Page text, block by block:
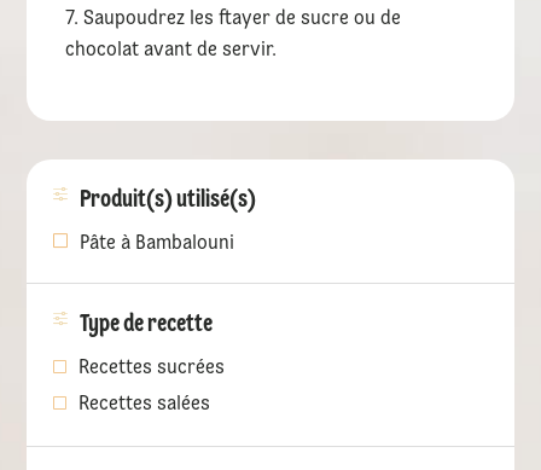
Produit(s) utilisé(s)
Pâte à Bambalouni
Type de recette
Recettes sucrées
Recettes salées
Saupoudrez les ftayer de sucre ou de
chocolat avant de servir.